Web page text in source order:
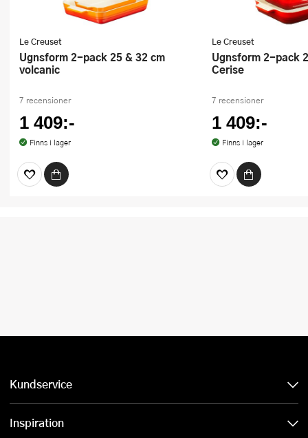
Le Creuset
Ugnsform 2-pack 25 & 32 cm
volcanic
7 recensioner
1 409:-
Finns i lager
Le Creuset
Ugnsform 2-pack 25 & 32 cm
Cerise
7 recensioner
1 409:-
Finns i lager
Kundservice
Inspiration